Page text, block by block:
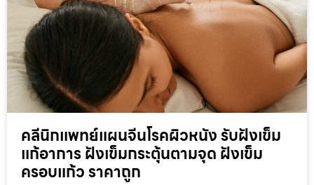
คลีนิกแพทย์แผนจีนโรคผิวหนัง รับฝังเข็ม
แก้อาการ ฝังเข็มกระตุ้นตามจุด ฝังเข็ม
ครอบแก้ว ราคาถูก